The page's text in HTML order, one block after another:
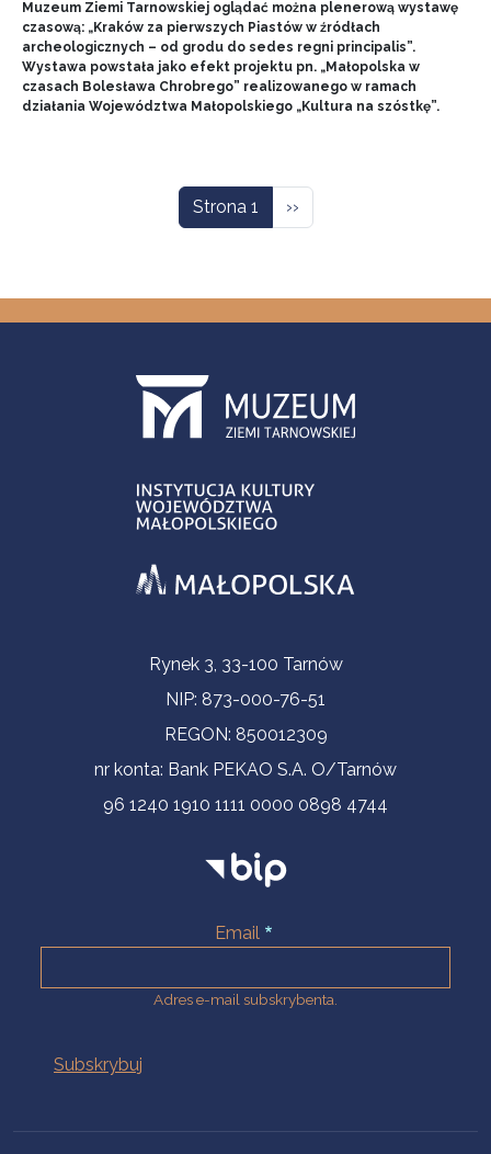
Muzeum Ziemi Tarnowskiej oglądać można plenerową wystawę
czasową: „Kraków za pierwszych Piastów w źródłach
archeologicznych – od grodu do sedes regni principalis”.
Wystawa powstała jako efekt projektu pn. „Małopolska w
czasach Bolesława Chrobrego” realizowanego w ramach
działania Województwa Małopolskiego „Kultura na szóstkę”.
Strona 1 Następna strona
››
Informacje kontaktoweRynek 3, 33-100 Tarnów
NIP: 873-000-76-51
REGON: 850012309
nr konta: Bank PEKAO S.A. O/Tarnów
96 1240 1910 1111 0000 0898 4744
Email
Adres e-mail subskrybenta.